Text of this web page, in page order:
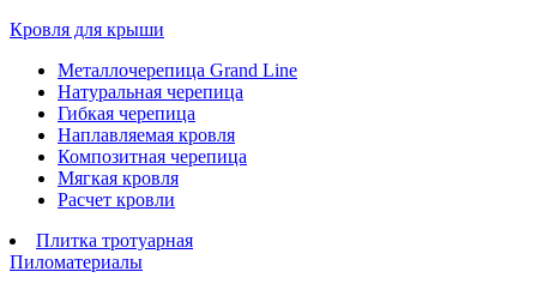
Кровля для крыши
Металлочерепица Grand Line
Натуральная черепица
Гибкая черепица
Наплавляемая кровля
Композитная черепица
Мягкая кровля
Расчет кровли
Плитка тротуарная
Пиломатериалы